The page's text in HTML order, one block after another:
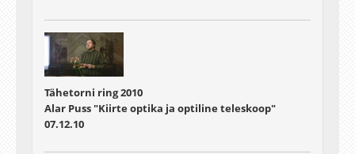
Tähetorni ring 2010
Alar Puss "Kiirte optika ja optiline teleskoop"
07.12.10